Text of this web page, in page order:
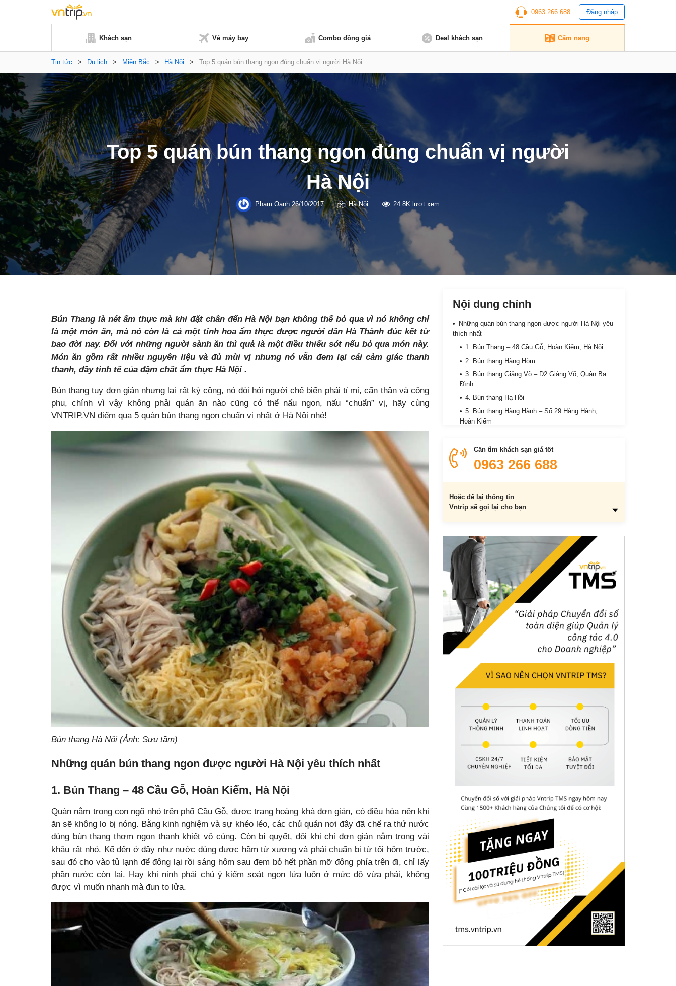
0963 266 688 Đăng nhập
Khách sạn Vé máy bay Combo đồng giá Deal khách sạn Cẩm nang
Tin tức > Du lịch > Miền Bắc > Hà Nội > Top 5 quán bún thang ngon đúng chuẩn vị người Hà Nội
Top 5 quán bún thang ngon đúng chuẩn vị người
Hà Nội
Phạm Oanh26/10/2017 Hà Nội 24.8K lượt xem
Bún Thang là nét ẩm thực mà khi đặt chân đến Hà Nội bạn không thể bỏ qua vì nó không chỉ
là một món ăn, mà nó còn là cả một tinh hoa ẩm thực được người dân Hà Thành đúc kết từ
bao đời nay. Đối với những người sành ăn thì quả là một điều thiếu sót nếu bỏ qua món này.
Món ăn gồm rất nhiều nguyên liệu và đủ mùi vị nhưng nó vẫn đem lại cái cảm giác thanh
thanh, đầy tinh tế của đậm chấtẩm thực Hà Nội .
Bún thang tuy đơn giản nhưng lại rất kỳ công, nó đòi hỏi người chế biến phải tỉ mỉ, cẩn thận và công
phu, chính vì vậy không phải quán ăn nào cũng có thể nấu ngon, nấu “chuẩn” vị, hãy cùng
VNTRIP.VN điểm qua 5 quán bún thang ngon chuẩn vị nhất ở Hà Nội nhé!
Bún thang Hà Nội (Ảnh: Sưu tầm)
Những quán bún thang ngon được người Hà Nội yêu thích nhất
1. Bún Thang – 48 Cầu Gỗ, Hoàn Kiếm, Hà Nội
Quán nằm trong con ngõ nhỏ trên phố Cầu Gỗ, được trang hoàng khá đơn giản, có điều hòa nên khi
ăn sẽ không lo bị nóng. Bằng kinh nghiệm và sự khéo léo, các chủ quán nơi đây đã chế ra thứ nước
dùng bún thang thơm ngon thanh khiết vô cùng. Còn bí quyết, đôi khi chỉ đơn giản nằm trong vài
khâu rất nhỏ. Kể đến ở đây như nước dùng được hầm từ xương và phải chuẩn bị từ tối hôm trước,
sau đó cho vào tủ lạnh để đông lại rồi sáng hôm sau đem bỏ hết phần mỡ đông phía trên đi, chỉ lấy
phần nước còn lại. Hay khi ninh phải chú ý kiểm soát ngọn lửa luôn ở mức độ vừa phải, không
được vì muốn nhanh mà đun to lửa.
Nội dung chính
Những quán bún thang ngon được người Hà Nội yêu
thích nhất
1. Bún Thang – 48 Cầu Gỗ, Hoàn Kiếm, Hà Nội
2. Bún thang Hàng Hòm
3. Bún thang Giảng Võ – D2 Giảng Võ, Quận Ba
Đình
4. Bún thang Hạ Hồi
5. Bún thang Hàng Hành – Số 29 Hàng Hành,
Hoàn Kiếm
Cần tìm khách sạn giá tốt
0963 266 688
Hoặc để lại thông tin
Vntrip sẽ gọi lại cho bạn